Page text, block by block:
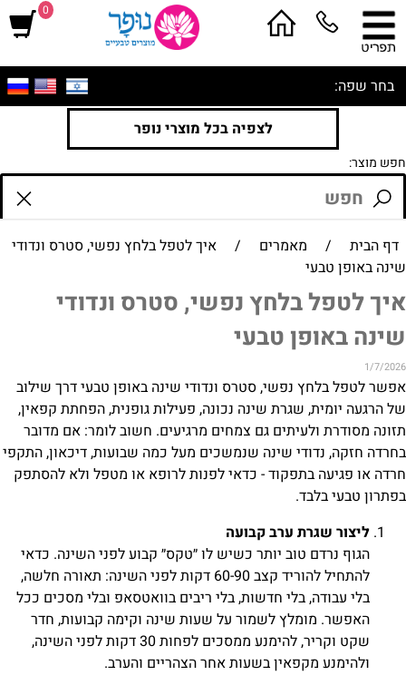
בחר שפה:
לצפיה בכל מוצרי נופר
חפש מוצר:
0
דף הבית / מאמרים /
איך לטפל בלחץ נפשי, סטרס ונדודי
שינה באופן טבעי
איך לטפל בלחץ נפשי, סטרס ונדודי
שינה באופן טבעי
1/7/2026
אפשר לטפל בלחץ נפשי, סטרס ונדודי שינה באופן טבעי דרך שילוב
של הרגעה יומית, שגרת שינה נכונה, פעילות גופנית, הפחתת קפאין,
תזונה מסודרת ולעיתים גם צמחים מרגיעים. חשוב לומר: אם מדובר
בחרדה חזקה, נדודי שינה שנמשכים מעל כמה שבועות, דיכאון, התקפי
חרדה או פגיעה בתפקוד - כדאי לפנות לרופא או מטפל ולא להסתפק
בפתרון טבעי בלבד.
ליצור שגרת ערב קבועה
הגוף נרדם טוב יותר כשיש לו ״טקס״ קבוע לפני השינה. כדאי
להתחיל להוריד קצב 60-90 דקות לפני השינה: תאורה חלשה,
בלי עבודה, בלי חדשות, בלי ריבים בוואטסאפ ובלי מסכים ככל
האפשר. מומלץ לשמור על שעות שינה וקימה קבועות, חדר
שקט וקריר, להימנע ממסכים לפחות 30 דקות לפני השינה,
ולהימנע מקפאין בשעות אחר הצהריים והערב.